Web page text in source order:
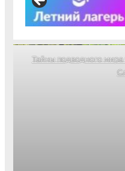
Тайны подводного мира